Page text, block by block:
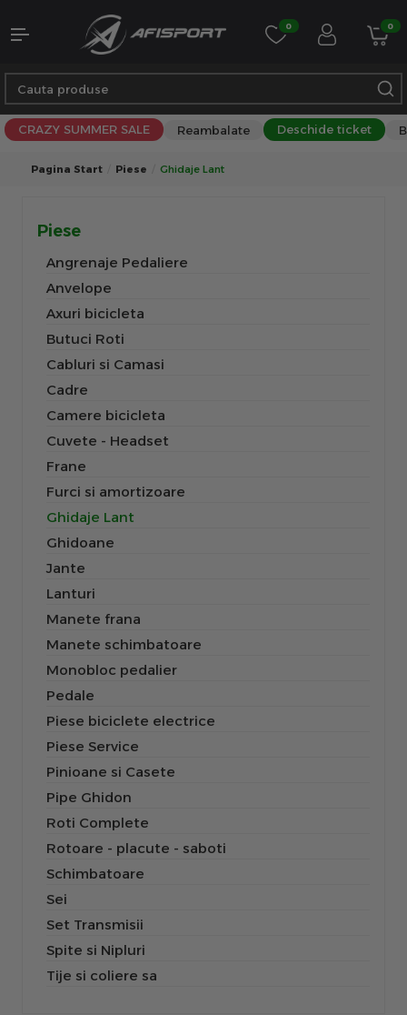
0 0
CRAZY SUMMER SALE Reambalate Deschide ticket
Pagina Start Piese Ghidaje Lant
Piese
Angrenaje Pedaliere
Anvelope
Axuri bicicleta
Butuci Roti
Cabluri si Camasi
Cadre
Camere bicicleta
Cuvete - Headset
Frane
Furci si amortizoare
Ghidaje Lant
Ghidoane
Jante
Lanturi
Manete frana
Manete schimbatoare
Monobloc pedalier
Pedale
Piese biciclete electrice
Piese Service
Pinioane si Casete
Pipe Ghidon
Roti Complete
Rotoare - placute - saboti
Schimbatoare
Sei
Set Transmisii
Spite si Nipluri
Tije si coliere sa